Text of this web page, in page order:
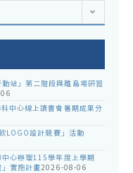
站」第二階段與離島場研習
中心線上讀書會暑期成果分
LOGO設計競賽」活動
心辦理115學年度上學期
」實施計畫2026-08-06